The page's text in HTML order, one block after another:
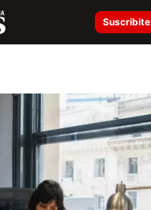
Suscribite